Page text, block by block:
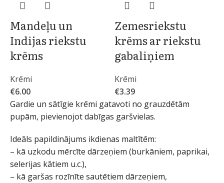
Mandeļu un
Indijas riekstu
krēms
Krēmi
€6.00
Zemesriekstu
krēms ar riekstu
gabaliņiem
Krēmi
€3.39
Gardie un sātīgie krēmi gatavoti no grauzdētām
pupām, pievienojot dabīgas garšvielas.
Ideāls papildinājums ikdienas maltītēm:
– kā uzkodu mērcīte dārzeņiem (burkāniem, paprikai,
selerijas kātiem u.c.),
– kā garšas rozīnīte sautētiem dārzeņiem,